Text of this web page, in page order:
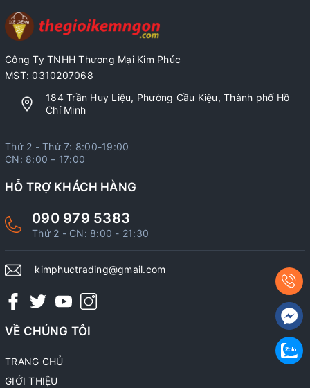
Công Ty TNHH Thương Mại Kim Phúc
MST: 0310207068
184 Trần Huy Liệu, Phường Cầu Kiệu, Thành phố Hồ
Chí Minh
Thứ 2 - Thứ 7: 8:00-19:00
CN: 8:00 – 17:00
HỖ TRỢ KHÁCH HÀNG
090 979 5383
Thứ 2 - CN: 8:00 - 21:30
kimphuctrading@gmail.com
VỀ CHÚNG TÔI
TRANG CHỦ
GIỚI THIỆU